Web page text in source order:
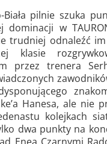
Biała pilnie szuka
dominacji w
trudniej odnaleźć
klasie
przez trenera
Hanesa, ale nie
kolejkach
dwa punkty na